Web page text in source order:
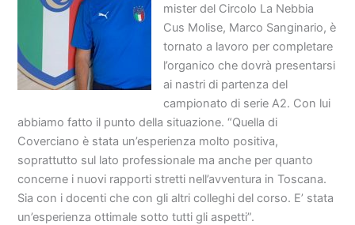
mister del Circolo La Nebbia
Cus Molise, Marco Sanginario, è
tornato a lavoro per completare
l’organico che dovrà presentarsi
ai nastri di partenza del
campionato di serie A2. Con lui
abbiamo fatto il punto della situazione. “Quella di
Coverciano è stata un’esperienza molto positiva,
soprattutto sul lato professionale ma anche per quanto
concerne i nuovi rapporti stretti nell’avventura in Toscana.
Sia con i docenti che con gli altri colleghi del corso. E’ stata
un’esperienza ottimale sotto tutti gli aspetti”.